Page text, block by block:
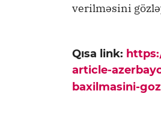
verilməsini
Qısa link:
article-
baxilmasini-